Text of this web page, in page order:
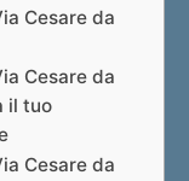
Cesare da
Cesare da
il tuo
Cesare da